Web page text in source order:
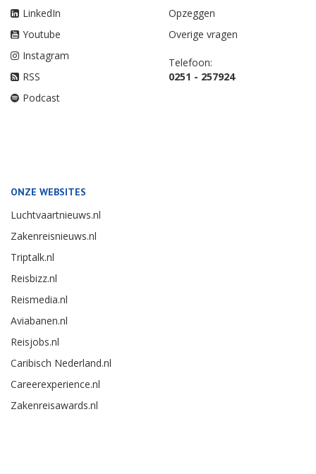
LinkedIn
Youtube
Instagram
RSS
Podcast
Opzeggen
Overige vragen
Telefoon:
0251 - 257924
ONZE WEBSITES
Luchtvaartnieuws.nl
Zakenreisnieuws.nl
Triptalk.nl
Reisbizz.nl
Reismedia.nl
Aviabanen.nl
Reisjobs.nl
Caribisch Nederland.nl
Careerexperience.nl
Zakenreisawards.nl